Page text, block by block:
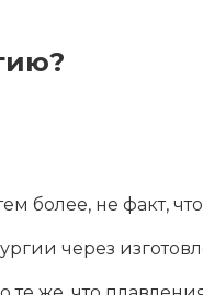
более, не факт,
через